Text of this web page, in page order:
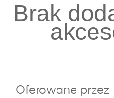
Brak
Oferowane przez